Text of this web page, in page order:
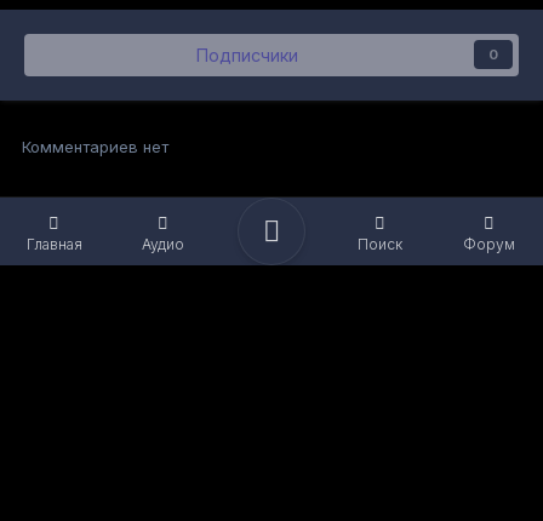
Главная Аудио Поиск Форум
Подписчики 0
Комментариев нет